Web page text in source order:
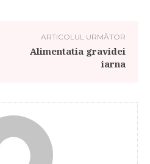
ARTICOLUL URMĂTOR
Alimentatia gravidei
iarna